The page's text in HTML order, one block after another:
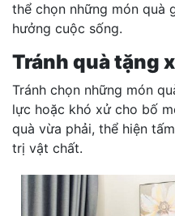
thể chọn những món quà
hưởng cuộc sống.
Tránh quà tặng
Tránh chọn những món
lực hoặc khó xử cho bố
quà vừa phải, thể hiện
trị vật chất.